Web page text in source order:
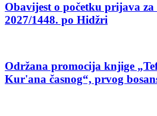
Obavijest o početku prijava
2027/1448. po Hidžri
Održana promocija knjige
Kur'ana časnog“, prvog